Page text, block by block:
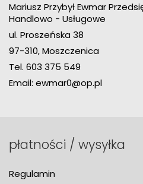
Mariusz Przybył Ewmar
Handlowo - Usługowe
ul. Proszeńska 38
97-310, Moszczenica
Tel. 603 375 549
Email: ewmar0@op.pl
płatności / wysyłka
Regulamin